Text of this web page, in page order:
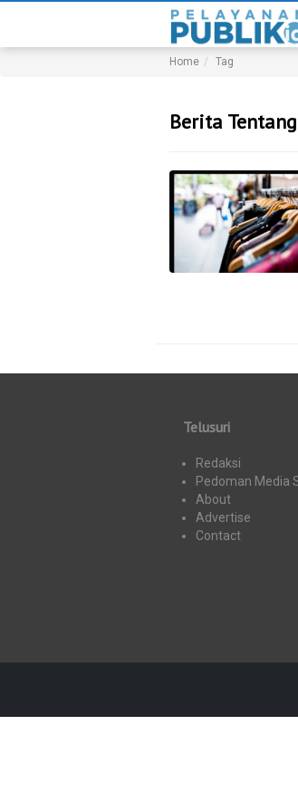
Home Tag
Berita
Telusuri
Redaksi
Pedoman Media
About
Advertise
Contact